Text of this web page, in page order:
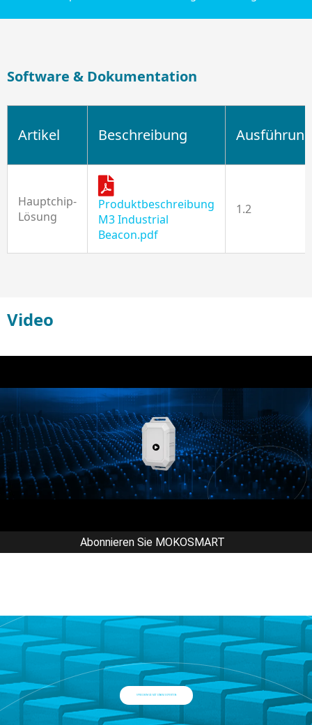
Software & Dokumentation
Artikel Beschreibung Ausführung
Hauptchip-
Lösung
Produktbeschreibung
M3 Industrial
Beacon.pdf
1.2
Video
Abonnieren Sie MOKOSMART
SPRECHEN SIE MIT EINEM EXPERTEN